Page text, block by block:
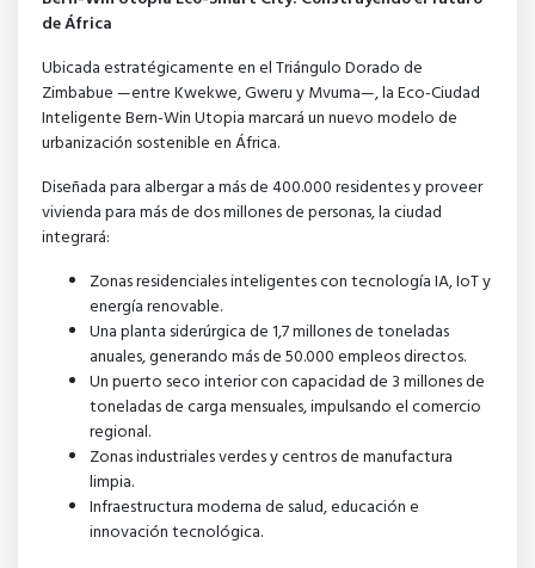
de África
Ubicada estratégicamente en el Triángulo Dorado de
Zimbabue —entre Kwekwe, Gweru y Mvuma—, la Eco-Ciudad
Inteligente Bern-Win Utopia marcará un nuevo modelo de
urbanización sostenible en África.
Diseñada para albergar a más de 400.000 residentes y proveer
vivienda para más de dos millones de personas, la ciudad
integrará:
Zonas residenciales inteligentes con tecnología IA, IoT y
energía renovable.
Una planta siderúrgica de 1,7 millones de toneladas
anuales, generando más de 50.000 empleos directos.
Un puerto seco interior con capacidad de 3 millones de
toneladas de carga mensuales, impulsando el comercio
regional.
Zonas industriales verdes y centros de manufactura
limpia.
Infraestructura moderna de salud, educación e
innovación tecnológica.